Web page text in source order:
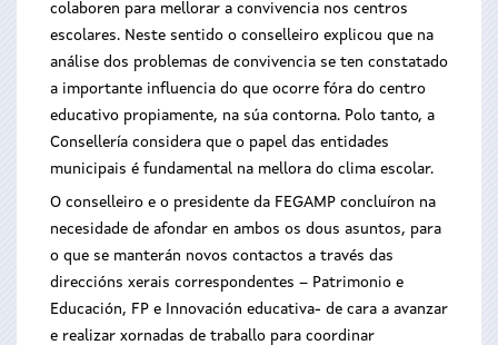
colaboren para mellorar a convivencia nos centros
escolares. Neste sentido o conselleiro explicou que na
análise dos problemas de convivencia se ten constatado
a importante influencia do que ocorre fóra do centro
educativo propiamente, na súa contorna. Polo tanto, a
Consellería considera que o papel das entidades
municipais é fundamental na mellora do clima escolar.
O conselleiro e o presidente da FEGAMP concluíron na
necesidade de afondar en ambos os dous asuntos, para
o que se manterán novos contactos a través das
direccións xerais correspondentes – Patrimonio e
Educación, FP e Innovación educativa- de cara a avanzar
e realizar xornadas de traballo para coordinar